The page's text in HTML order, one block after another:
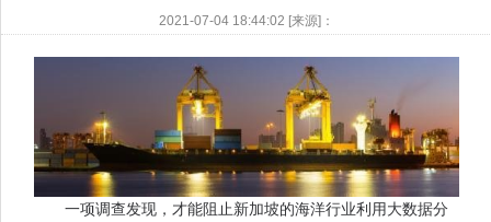
2021-07-04 18:44:02 [来源]：
一项调查发现，才能阻止新加坡的海洋行业利用大数据分